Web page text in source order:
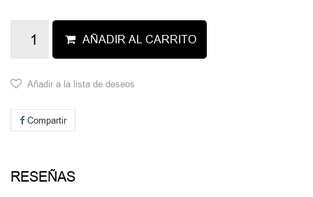
AÑADIR AL CARRITO
Añadir a la lista de deseos
Compartir
RESEÑAS